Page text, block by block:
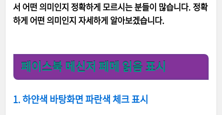
서 어떤 의미인지 정확하게 모르시는 분들이 많습니다. 정확
하게 어떤 의미인지 자세하게 알아보겠습니다.
페이스북 메신저 페메 읽음 표시
1. 하얀색 바탕화면 파란색 체크 표시